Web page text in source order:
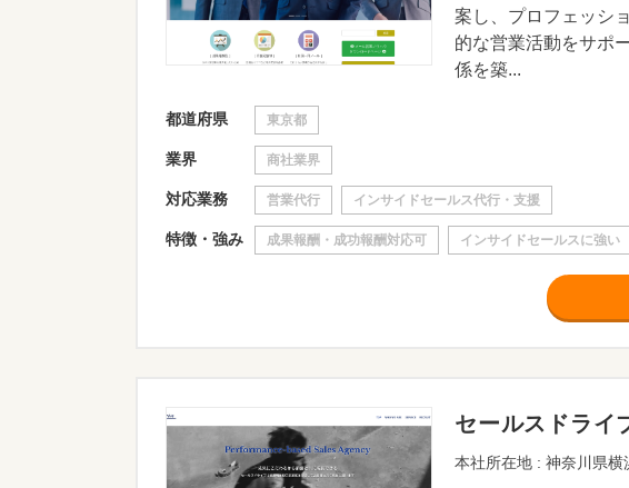
案し、プロフェッシ
的な営業活動をサポ
係を築...
都道府県 東京都
業界 商社業界
対応業務 営業代行 インサイドセールス代行・支援
特徴・強み 成果報酬・成功報酬対応可 インサイドセールスに強い
セールスドライ
本社所在地 : 神奈川県